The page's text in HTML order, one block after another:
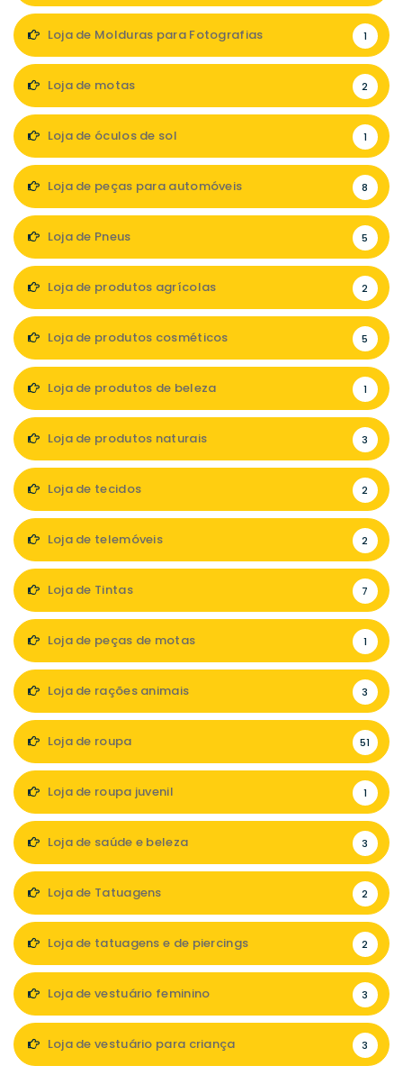
Loja de Molduras para Fotografias 1
Loja de motas 2
Loja de óculos de sol 1
Loja de peças para automóveis 8
Loja de Pneus 5
Loja de produtos agrícolas 2
Loja de produtos cosméticos 5
Loja de produtos de beleza 1
Loja de produtos naturais 3
Loja de tecidos 2
Loja de telemóveis 2
Loja de Tintas 7
Loja de peças de motas 1
Loja de rações animais 3
Loja de roupa 51
Loja de roupa juvenil 1
Loja de saúde e beleza 3
Loja de Tatuagens 2
Loja de tatuagens e de piercings 2
Loja de vestuário feminino 3
Loja de vestuário para criança 3